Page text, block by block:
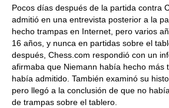
Pocos días después de la partida contra
admitió en una entrevista posterior a la
hecho trampas en Internet, pero varios
16 años, y nunca en partidas sobre el
después, Chess.com respondió con un
afirmaba que Niemann había hecho más
había admitido. También examinó su
pero llegó a la conclusión de que no
de trampas sobre el tablero.